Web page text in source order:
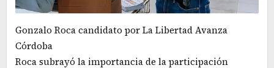
Gonzalo Roca candidato por La Libertad Avanza
Córdoba
Roca subrayó la importancia de la participación